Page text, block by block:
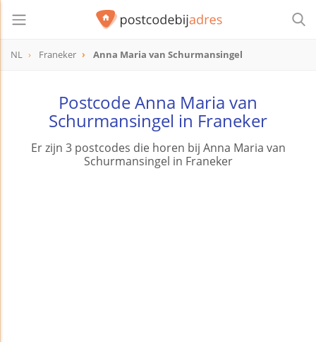
NL Franeker Anna Maria van Schurmansingel
Postcode Anna Maria van
Schurmansingel in Franeker
Er zijn 3 postcodes die horen bij Anna Maria van
Schurmansingel in Franeker